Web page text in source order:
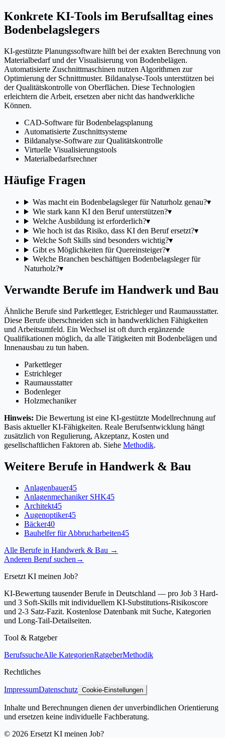
Konkrete KI-Tools im Berufsalltag eines
Bodenbelagslegers
KI-gestützte Planungssoftware hilft bei der exakten Berechnung von
Materialbedarf und der Visualisierung von Bodenbelägen.
Automatisierte Zuschnittmaschinen nutzen Algorithmen zur
Optimierung der Schnittmuster. Bildanalyse-Tools unterstützen bei
der Qualitätskontrolle von Oberflächen. Diese Technologien
erleichtern die Arbeit, ersetzen aber nicht das handwerkliche
Können.
CAD-Software für Bodenbelagsplanung
Automatisierte Zuschnittsysteme
Bildanalyse-Software zur Qualitätskontrolle
Virtuelle Visualisierungstools
Materialbedarfsrechner
Häufige Fragen
Was macht ein Bodenbelagsleger für Naturholz genau?▾
Wie stark kann KI den Beruf unterstützen?▾
Welche Ausbildung ist erforderlich?▾
Wie hoch ist das Risiko, dass KI den Beruf ersetzt?▾
Welche Soft Skills sind besonders wichtig?▾
Gibt es Möglichkeiten für Quereinsteiger?▾
Welche Branchen beschäftigen Bodenbelagsleger für
Naturholz?▾
Verwandte Berufe im Handwerk und Bau
Ähnliche Berufe sind Parkettleger, Estrichleger und Raumausstatter.
Diese Berufe überschneiden sich in handwerklichen Fähigkeiten
und Arbeitsumfeld. Ein Wechsel ist oft durch ergänzende
Qualifikationen möglich, da alle Tätigkeiten mit Bodenbelägen und
Innenausbau zu tun haben.
Parkettleger
Estrichleger
Raumausstatter
Bodenleger
Holzmechaniker
Hinweis: Die Bewertung ist eine KI-gestützte Modellrechnung auf
Basis aktueller KI-Fähigkeiten. Reale Berufsentwicklung hängt
zusätzlich von Regulierung, Akzeptanz, Kosten und
gesellschaftlichen Faktoren ab. Siehe Methodik.
Weitere Berufe in Handwerk & Bau
Anlagenbauer45
Anlagenmechaniker SHK45
Architekt45
Augenoptiker45
Bäcker40
Bauhelfer für Abbrucharbeiten45
Alle Berufe in Handwerk & Bau →
Anderen Beruf suchen →
Ersetzt KI meinen Job?
KI-Bewertung tausender Berufe in Deutschland — pro Job 3 Hard-
und 3 Soft-Skills mit individuellem KI-Substitutions-Risikoscore
und 2-3 Satz-Fazit. Kostenlose Datenbank mit Suche, Kategorien
und Long-Tail-Detailseiten.
Tool & Ratgeber
BerufssucheAlle KategorienRatgeberMethodik
Rechtliches
ImpressumDatenschutz Cookie-Einstellungen
Inhalte und Berechnungen dienen der unverbindlichen Orientierung
und ersetzen keine individuelle Fachberatung.
© 2026 Ersetzt KI meinen Job?